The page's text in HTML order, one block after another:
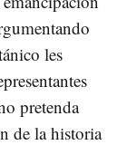
les
pretenda
de la historia